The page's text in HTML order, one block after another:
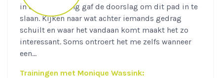
in een opstelling gaf de doorslag om dit pad in te
slaan. Kijken naar wat achter iemands gedrag
schuilt en waar het vandaan komt maakt het zo
interessant. Soms ontroert het me zelfs wanneer
een...
Trainingen met Monique Wassink: